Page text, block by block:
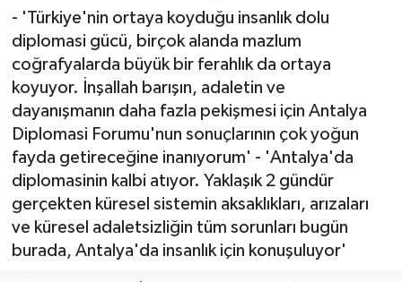
- 'Türkiye'nin ortaya koyduğu insanlık dolu
diplomasi gücü, birçok alanda mazlum
coğrafyalarda büyük bir ferahlık da ortaya
koyuyor. İnşallah barışın, adaletin ve
dayanışmanın daha fazla pekişmesi için Antalya
Diplomasi Forumu'nun sonuçlarının çok yoğun
fayda getireceğine inanıyorum' - 'Antalya'da
diplomasinin kalbi atıyor. Yaklaşık 2 gündür
gerçekten küresel sistemin aksaklıkları, arızaları
ve küresel adaletsizliğin tüm sorunları bugün
burada, Antalya'da insanlık için konuşuluyor'